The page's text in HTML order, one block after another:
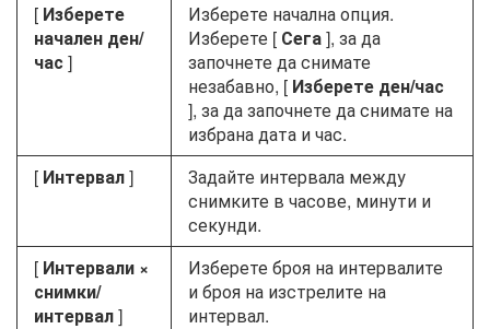
[ Изберете
начален ден/
час]
Изберете начална опция.
Изберете [ Сега], за да
започнете да снимате
незабавно, [ Изберете ден/час
], за да започнете да снимате на
избрана дата и час.
[ Интервал]
Задайте интервала между
снимките в часове, минути и
секунди.
[ Интервали ×
снимки/
интервал]
Изберете броя на интервалите
и броя на изстрелите на
интервал.